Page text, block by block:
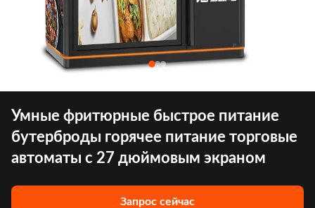
Умные фритюрные быстрое питание
бутерброды горячее питание торговые
автоматы с 27 дюймовым экраном
Запрос сейчас